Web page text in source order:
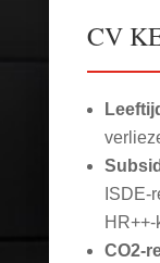
CV
ISDE-
HR++-
CO2-